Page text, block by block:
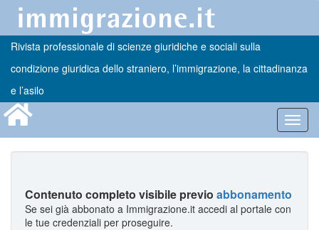
Rivista professionale di scienze giuridiche e sociali sulla
condizione giuridica dello straniero, l’immigrazione, la cittadinanza
e l’asilo
Contenuto completo visibile previo abbonamento
Se sei già abbonato a Immigrazione.it accedi al portale con
le tue credenziali per proseguire.